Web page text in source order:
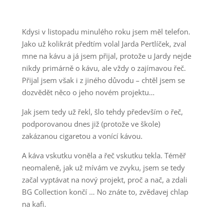
Kdysi v listopadu minulého roku jsem měl telefon.
Jako už kolikrát předtím volal Jarda Pertlíček, zval
mne na kávu a já jsem přijal, protože u Jardy nejde
nikdy primárně o kávu, ale vždy o zajímavou řeč.
Přijal jsem však i z jiného důvodu – chtěl jsem se
dozvědět něco o jeho novém projektu…
Jak jsem tedy už řekl, šlo tehdy především o řeč,
podporovanou dnes již (protože ve škole)
zakázanou cigaretou a vonící kávou.
A káva vskutku voněla a řeč vskutku tekla. Téměř
neomaleně, jak už mívám ve zvyku, jsem se tedy
začal vyptávat na nový projekt, proč a nač, a zdali
BG Collection končí … No znáte to, zvědavej chlap
na kafi.